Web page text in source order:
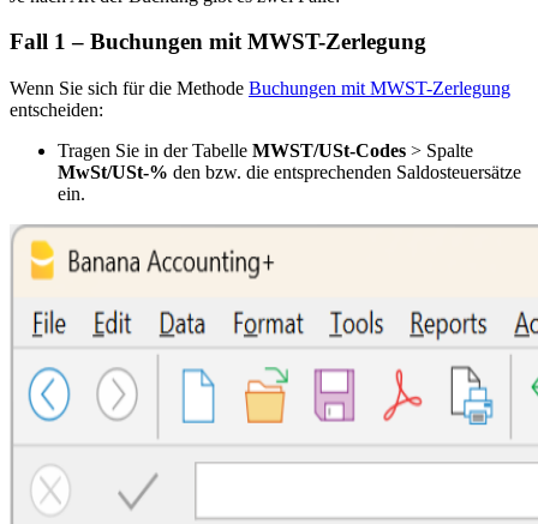
Fall 1 – Buchungen mitMWST-Zerlegung
Wenn Sie sich für die Methode Buchungen mit MWST-Zerlegung
entscheiden:
Tragen Sie in der Tabelle MWST/USt-Codes > Spalte
MwSt/USt-% den bzw. die entsprechenden Saldosteuersätze
ein.